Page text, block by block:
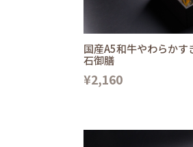
国産A5和牛やわらか
石御膳
¥2,160